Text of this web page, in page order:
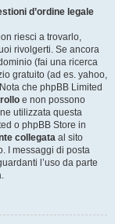
d’ordine legale
riesci a trovarlo,
rivolgerti. Se ancora
(fai una ricerca
gratuito (ad es. yahoo,
che phpBB Limited
e non possono
utilizzata questa
o phpBB Store in
collegata al sito
I messaggi di posta
l’uso da parte